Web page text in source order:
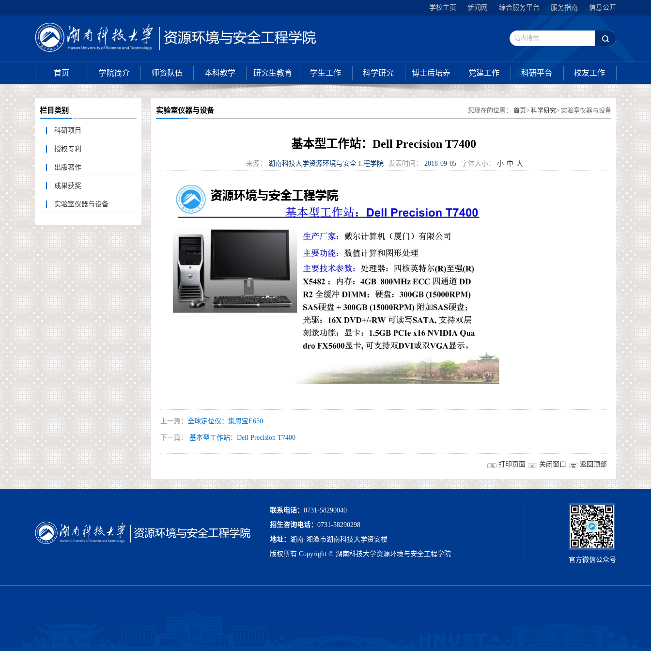
学校主页 新闻网 综合服务平台 服务指南 信息公开
首页 学院简介 师资队伍 本科教学 研究生教育 学生工作 科学研究 博士后培养 党建工作 科研平台 校友工作
栏目类别
科研项目
授权专利
出版著作
成果获奖
实验室仪器与设备
实验室仪器与设备 您现在的位置： 首页> 科学研究> 实验室仪器与设备
基本型工作站：Dell Precision T7400
来源： 湖南科技大学资源环境与安全工程学院 发表时间： 2018-09-05 字体大小： 小 中 大
上一篇：全球定位仪：集思宝E650
下一篇：基本型工作站：Dell Precision T7400
打印页面 关闭窗口 返回顶部
联系电话： 0731-58290040
招生咨询电话： 0731-58290298
地址： 湖南·湘潭市湖南科技大学资安楼
版权所有 Copyright © 湖南科技大学资源环境与安全工程学院
官方微信公众号